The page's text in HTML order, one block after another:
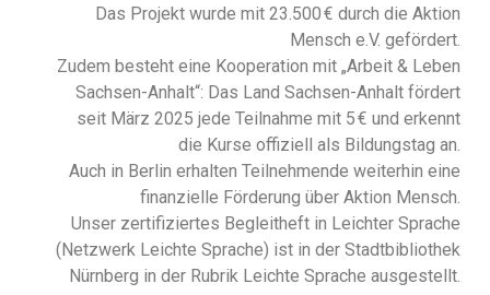
Das Projekt wurde mit 23.500 € durch die Aktion
Mensch e.V. gefördert.
Zudem besteht eine Kooperation mit „Arbeit & Leben
Sachsen-Anhalt“: Das Land Sachsen-Anhalt fördert
seit März 2025 jede Teilnahme mit 5 € und erkennt
die Kurse offiziell als Bildungstag an.
Auch in Berlin erhalten Teilnehmende weiterhin eine
finanzielle Förderung über Aktion Mensch.
Unser zertifiziertes Begleitheft in Leichter Sprache
(Netzwerk Leichte Sprache) ist in der Stadtbibliothek
Nürnberg in der Rubrik Leichte Sprache ausgestellt.